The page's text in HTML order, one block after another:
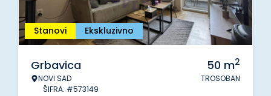
Stanovi Ekskluzivno
Grbavica
NOVI SAD
ŠIFRA: #573149
50 m2
TROSOBAN